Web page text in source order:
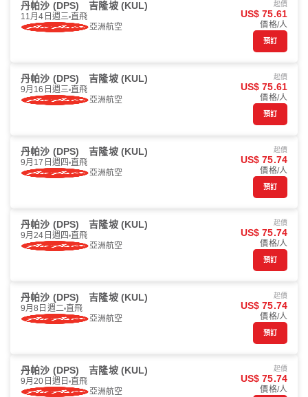
丹帕沙 (DPS) 吉隆坡 (KUL)
11月4日週三 直飛
亞洲航空
起價
US$ 75.61
價格/人
預訂
丹帕沙 (DPS) 吉隆坡 (KUL)
9月16日週三 直飛
亞洲航空
起價
US$ 75.61
價格/人
預訂
丹帕沙 (DPS) 吉隆坡 (KUL)
9月17日週四 直飛
亞洲航空
起價
US$ 75.74
價格/人
預訂
丹帕沙 (DPS) 吉隆坡 (KUL)
9月24日週四 直飛
亞洲航空
起價
US$ 75.74
價格/人
預訂
丹帕沙 (DPS) 吉隆坡 (KUL)
9月8日週二 直飛
亞洲航空
起價
US$ 75.74
價格/人
預訂
丹帕沙 (DPS) 吉隆坡 (KUL)
9月20日週日 直飛
亞洲航空
起價
US$ 75.74
價格/人